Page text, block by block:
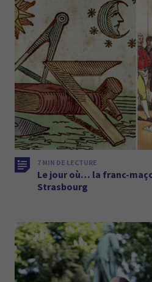
7 MIN DE LECTURE
Le jour où… la franc-
Strasbourg